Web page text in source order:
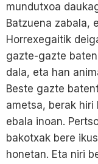
mundutxoa
Batzuena zabala,
Horrexegaitik
gazte-gazte
dala, eta han
Beste gazte
ametsa, berak
ebala inoan.
bakotxak bere
honetan. Eta niri